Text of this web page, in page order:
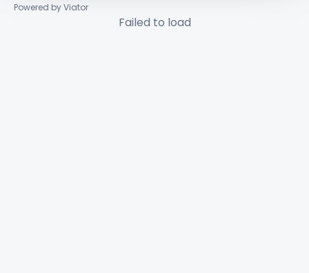
Powered by Viator
Failed to load